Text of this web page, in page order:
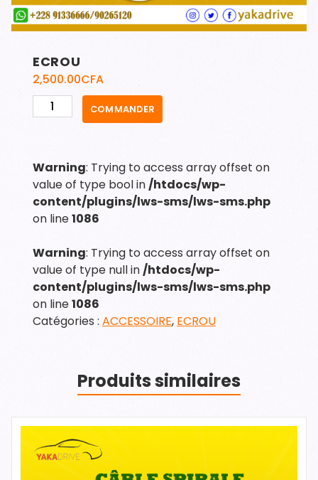
ECROU
2,500.00CFA
quantité
de
COMMANDER
Warning: Trying to access array offset on
value of type bool in/htdocs/wp-
content/plugins/lws-sms/lws-sms.php
on line1086
Warning: Trying to access array offset on
value of type null in/htdocs/wp-
content/plugins/lws-sms/lws-sms.php
on line1086
Catégories : ACCESSOIRE, ECROU
Produits similaires